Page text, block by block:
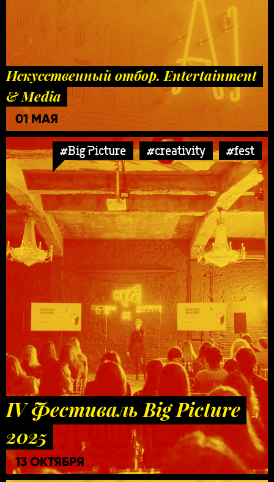
Искусственный отбор. Entertainment
& Media
01 МАЯ
#Big Picture #creativity #fest
IV Фестиваль Big Picture
2025
13 ОКТЯБРЯ